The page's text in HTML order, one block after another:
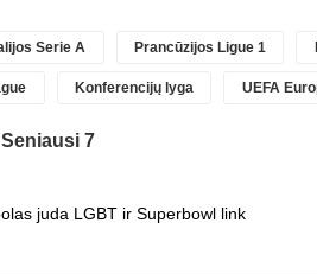
Serie A Prancūzijos Ligue 1
Konferencijų lyga UEFA
Seniausi 7
juda LGBT ir Superbowl link